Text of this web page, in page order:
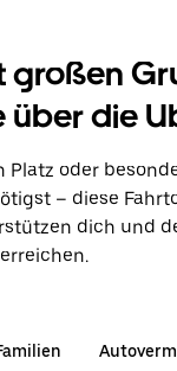
großen
über die
Platz oder
– diese
dich und